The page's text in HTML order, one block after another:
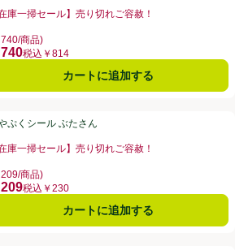
在庫一掃セール】売り切れご容赦！
商品)
740税込￥814
カートに追加する
中0.0点。
ぷくシール ぶたさん
在庫一掃セール】売り切れご容赦！
商品)
209税込￥230
カートに追加する